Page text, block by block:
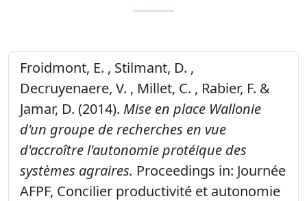
Froidmont, E. , Stilmant, D. ,
Decruyenaere, V. , Millet, C. , Rabier, F. &
Jamar, D. (2014). Mise en place Wallonie
d'un groupe de recherches en vue
d'accroître l'autonomie protéique des
systèmes agraires. Proceedings in: Journée
AFPF, Concilier productivité et autonomie